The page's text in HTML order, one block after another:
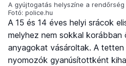
A gyújtogatás helyszíne a
Fotó: police.hu
A 15 és 14 éves helyi srácok
melyhez nem sokkal
anyagokat vásároltak. A
nyomozók gyanúsítottként